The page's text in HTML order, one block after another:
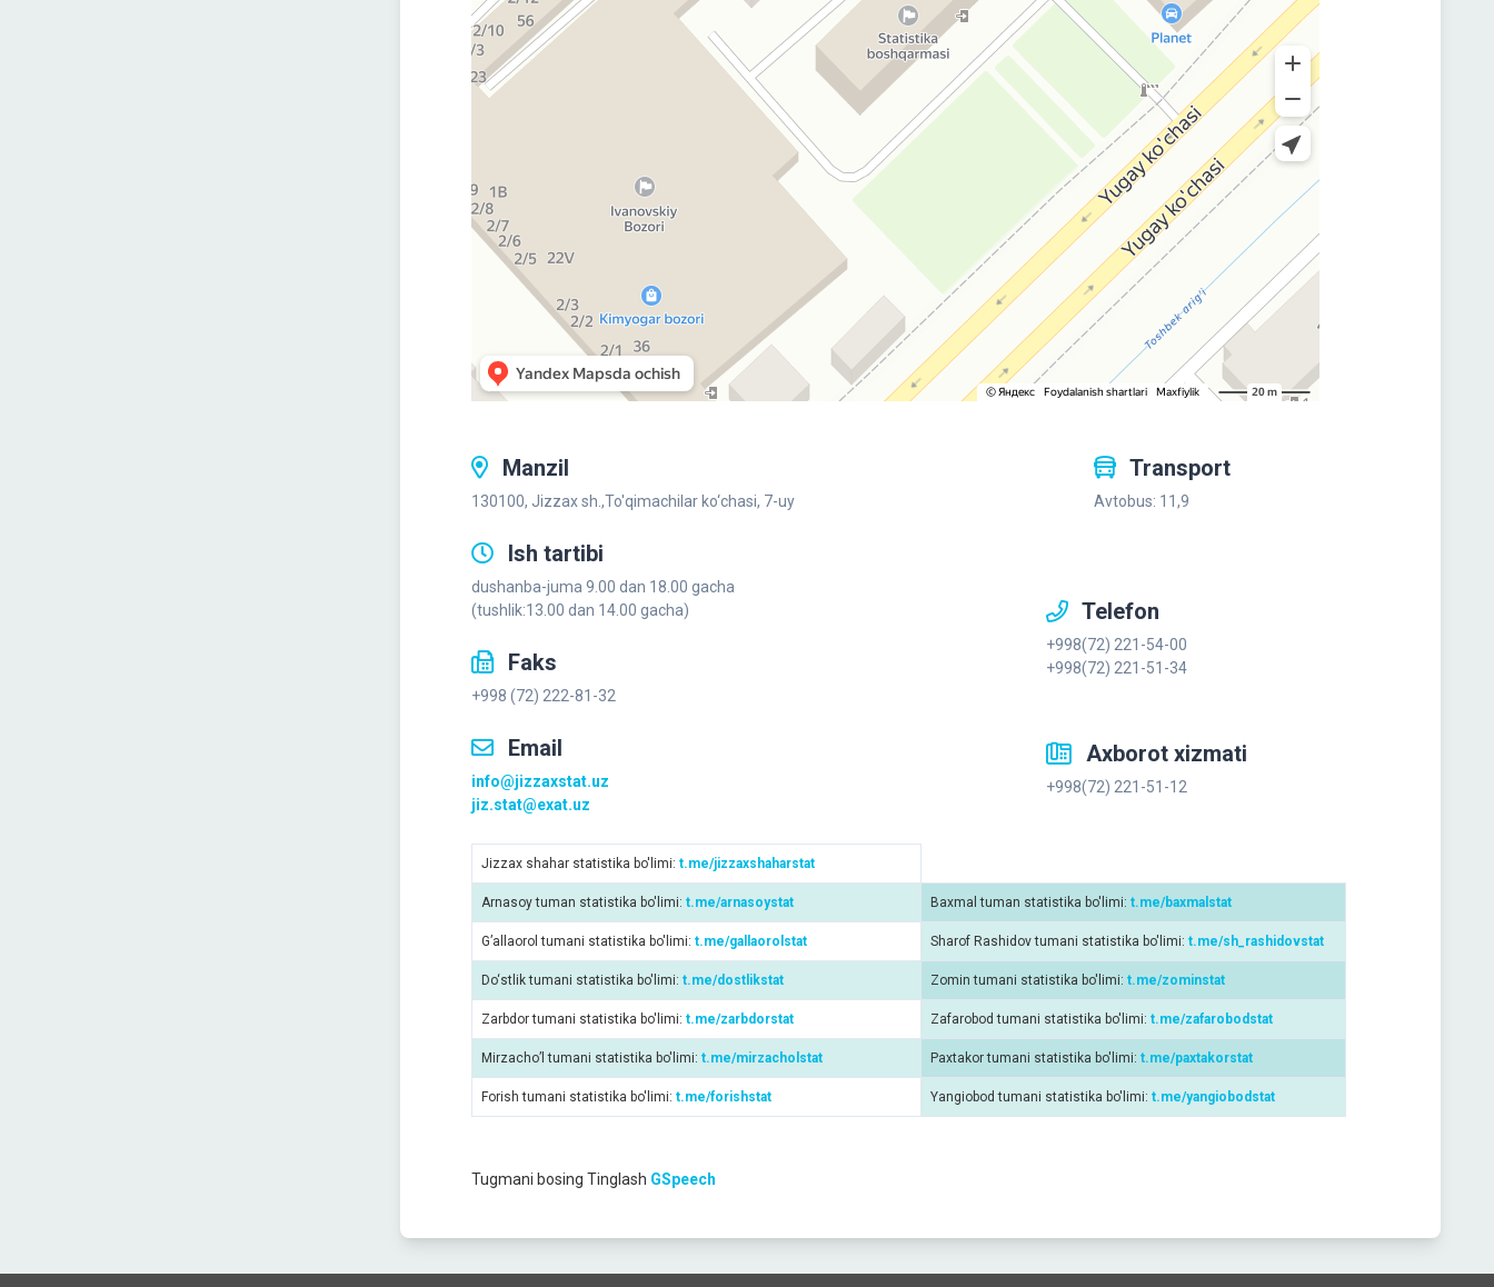
Transport
Avtobus: 11,9
Manzil
130100, Jizzax sh.,To'qimachilar ko‘chаsi, 7-uy
Ish tartibi
dushanba-juma 9.00 dan 18.00 gacha
(tushlik:13.00 dan 14.00 gacha)
Telefon
+998(72) 221-54-00
+998(72) 221-51-34
Faks
+998 (72) 222-81-32
Email
info@jizzaxstat.uz
jiz.stat@exat.uz
Axborot xizmati
+998(72) 221-51-12
Jizzax shahar statistika bo'limi: t.me/jizzaxshaharstat
Arnasoy tuman statistika bo'limi: t.me/arnasoystat Baxmal tuman statistika bo'limi: t.me/baxmalstat
G’allaorol tumani statistika bo'limi: t.me/gallaorolstat Sharof Rashidov tumani statistika bo'limi: t.me/sh_rashidovstat
Do‘stlik tumani statistika bo'limi: t.me/dostlikstat Zomin tumani statistika bo'limi: t.me/zominstat
Zarbdor tumani statistika bo'limi: t.me/zarbdorstat Zafarobod tumani statistika bo'limi: t.me/zafarobodstat
Mirzacho’l tumani statistika bo'limi: t.me/mirzacholstat Paxtakor tumani statistika bo'limi: t.me/paxtakorstat
Forish tumani statistika bo'limi: t.me/forishstat Yangiobod tumani statistika bo'limi: t.me/yangiobodstat
Tugmani bosing Tinglash GSpeech